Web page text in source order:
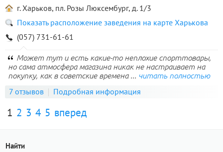
г. Харьков, пл. Розы Люксембург, д. 1/3
Показать расположение заведения на карте Харькова
(057) 731-61-61
Может тут и есть какие-то неплохие спорттовары,
но сама атмосфера магазина никак не настраивает на
покупку, как в советские времена ... читать полностью
7 отзывов Подробная информация
1 2 3 4 5 вперед
Найти